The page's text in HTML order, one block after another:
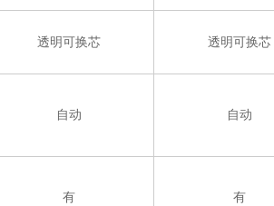
透明可换芯 透明可换芯
自动 自动
有 有